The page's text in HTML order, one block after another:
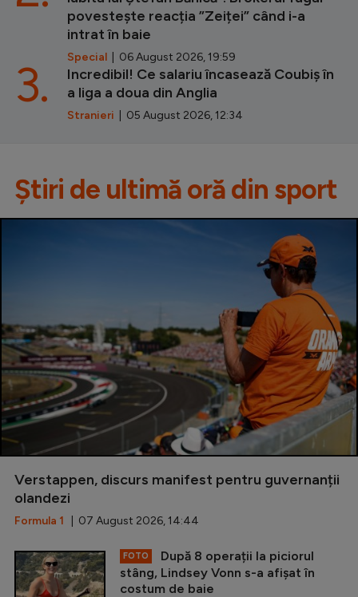
povestește reacția ”Zeiței” când i-a
intrat în baie
Special | 06 August 2026, 19:59
Incredibil! Ce salariu încasează Coubiș în
a liga a doua din Anglia
Stranieri | 05 August 2026, 12:34
3.
Știri de ultimă oră din sport
Verstappen, discurs manifest pentru guvernanții
olandezi
Formula 1 | 07 August 2026, 14:44
FOTO
După 8 operații la piciorul
stâng, Lindsey Vonn s-a afișat în
costum de baie